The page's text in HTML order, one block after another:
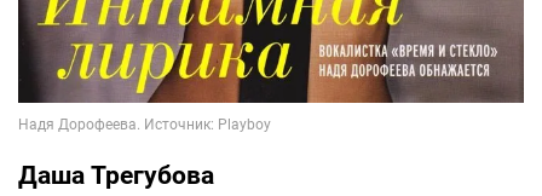
Даша Трегубова